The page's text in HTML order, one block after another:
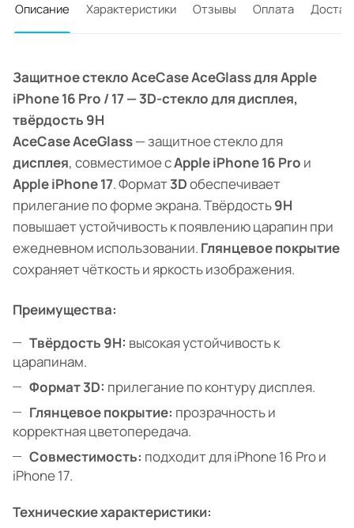
Описание Характеристики Отзывы Оплата
Защитное стекло AceCase AceGlass для Apple
iPhone 16 Pro / 17 — 3D-стекло для дисплея,
твёрдость 9H
AceCase AceGlass— защитное стекло для
дисплея, совместимое сApple iPhone 16 Pro и
Apple iPhone 17. Формат3Dобеспечивает
прилегание по форме экрана. Твёрдость9H
повышает устойчивость к появлению царапин при
ежедневном использовании. Глянцевое покрытие
сохраняет чёткость и яркость изображения.
Преимущества:
Твёрдость 9H: высокая устойчивость к
царапинам.
Формат 3D: прилегание по контуру дисплея.
Глянцевое покрытие: прозрачность и
корректная цветопередача.
Совместимость: подходит для iPhone 16 Pro и
iPhone 17.
Технические характеристики: